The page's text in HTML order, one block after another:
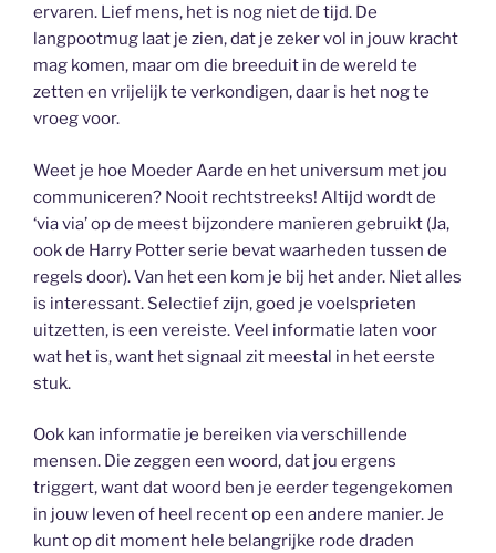
ervaren. Lief mens, het is nog niet de tijd. De
langpootmug laat je zien, dat je zeker vol in jouw kracht
mag komen, maar om die breeduit in de wereld te
zetten en vrijelijk te verkondigen, daar is het nog te
vroeg voor.
Weet je hoe Moeder Aarde en het universum met jou
communiceren? Nooit rechtstreeks! Altijd wordt de
‘via via’ op de meest bijzondere manieren gebruikt (Ja,
ook de Harry Potter serie bevat waarheden tussen de
regels door). Van het een kom je bij het ander. Niet alles
is interessant. Selectief zijn, goed je voelsprieten
uitzetten, is een vereiste. Veel informatie laten voor
wat het is, want het signaal zit meestal in het eerste
stuk.
Ook kan informatie je bereiken via verschillende
mensen. Die zeggen een woord, dat jou ergens
triggert, want dat woord ben je eerder tegengekomen
in jouw leven of heel recent op een andere manier. Je
kunt op dit moment hele belangrijke rode draden